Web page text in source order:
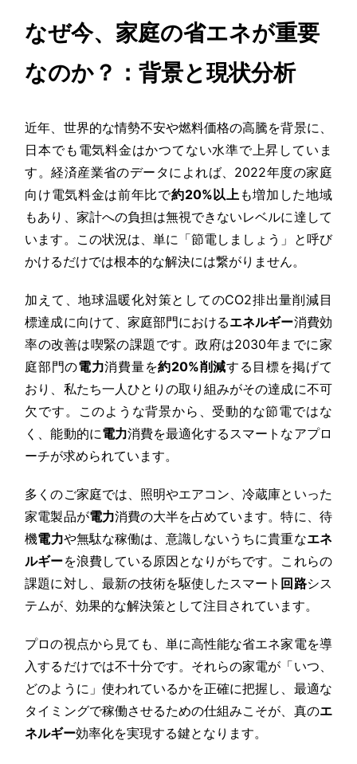
なぜ今、家庭の省エネが重要
なのか？：背景と現状分析
近年、世界的な情勢不安や燃料価格の高騰を背景に、
日本でも電気料金はかつてない水準で上昇していま
す。経済産業省のデータによれば、2022年度の家庭
向け電気料金は前年比で約20%以上 も増加した地域
もあり、家計への負担は無視できないレベルに達して
います。この状況は、単に「節電しましょう」と呼び
かけるだけでは根本的な解決には繋がりません。
加えて、地球温暖化対策としてのCO2排出量削減目
標達成に向けて、家庭部門におけるエネルギー消費効
率の改善は喫緊の課題です。政府は2030年までに家
庭部門の電力消費量を約20%削減する目標を掲げて
おり、私たち一人ひとりの取り組みがその達成に不可
欠です。このような背景から、受動的な節電ではな
く、能動的に電力消費を最適化するスマートなアプロ
ーチが求められています。
多くのご家庭では、照明やエアコン、冷蔵庫といった
家電製品が電力消費の大半を占めています。特に、待
機電力や無駄な稼働は、意識しないうちに貴重なエネ
ルギーを浪費している原因となりがちです。これらの
課題に対し、最新の技術を駆使したスマート 回路シス
テムが、効果的な解決策として注目されています。
プロの視点から見ても、単に高性能な省エネ家電を導
入するだけでは不十分です。それらの家電が「いつ、
どのように」使われているかを正確に把握し、最適な
タイミングで稼働させるための仕組みこそが、真のエ
ネルギー効率化を実現する鍵となります。